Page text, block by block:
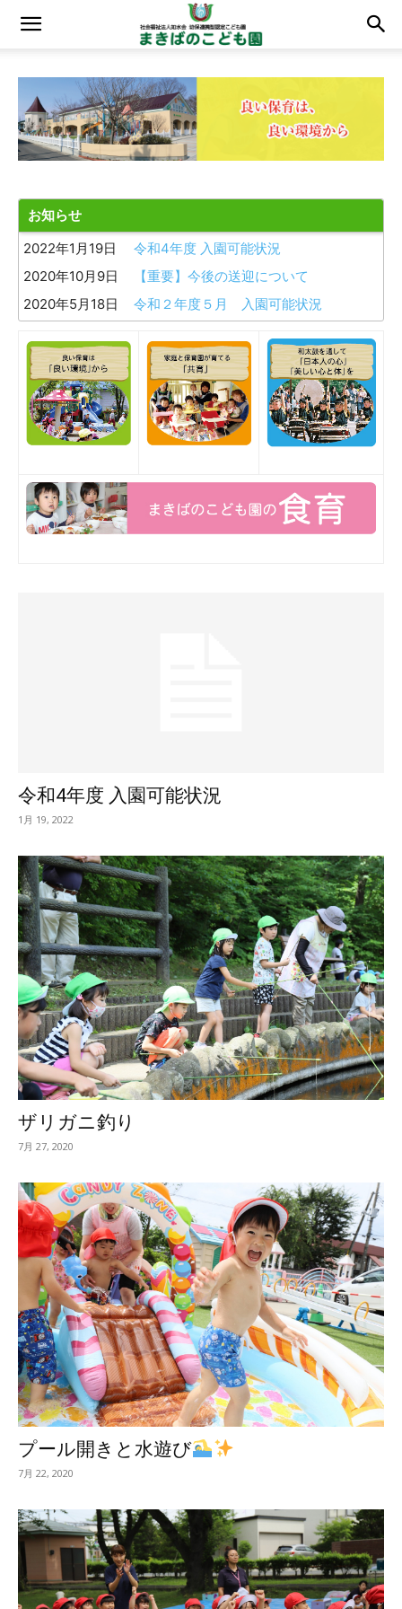
お知らせ
2022年1月19日
令和4年度 入園可能状況
2020年10月9日
【重要】今後の送迎について
2020年5月18日
令和２年度５月 入園可能状況
令和4年度 入園可能状況
1月 19, 2022
ザリガニ釣り
7月 27, 2020
プール開きと水遊び
7月 22, 2020